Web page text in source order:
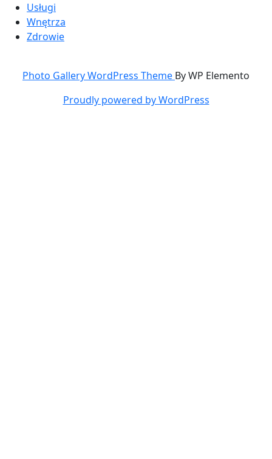
Usługi
Wnętrza
Zdrowie
Photo Gallery WordPress Theme By WP Elemento
Proudly powered by WordPress